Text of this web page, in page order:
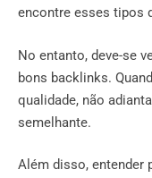
encontre esses tipos
No entanto, deve-se
bons backlinks.
qualidade, não
semelhante.
Além disso, entender